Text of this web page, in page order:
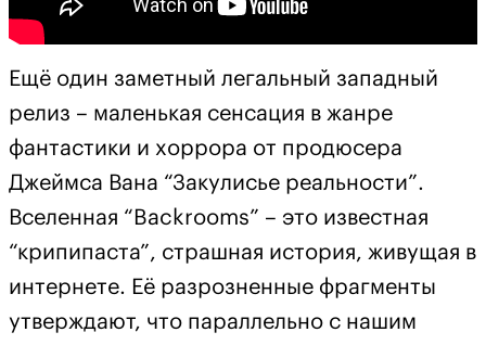
Ещё один заметный легальный западный
релиз – маленькая сенсация в жанре
фантастики и хоррора от продюсера
Джеймса Вана “Закулисье реальности”.
Вселенная “Backrooms” – это известная
“крипипаста”, страшная история, живущая в
интернете. Её разрозненные фрагменты
утверждают, что параллельно с нашим